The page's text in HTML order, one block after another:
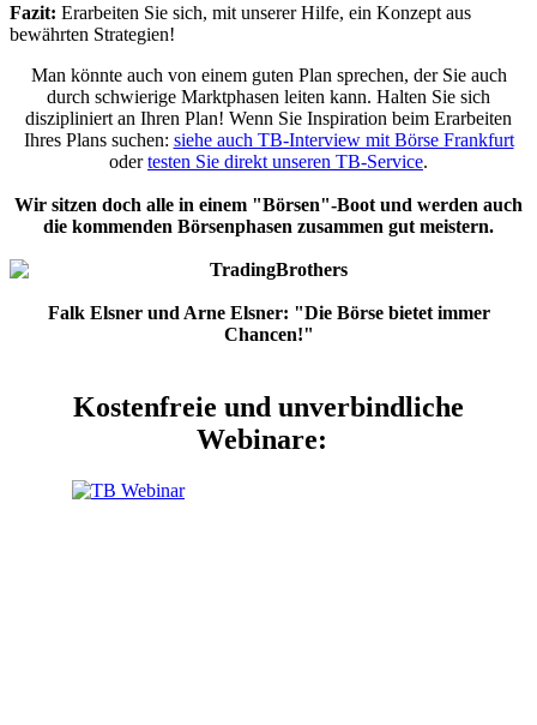
Fazit: Erarbeiten Sie sich, mit unserer Hilfe, ein Konzept aus
bewährten Strategien!
Man könnte auch von einem guten Plan sprechen, der Sie auch
durch schwierige Marktphasen leiten kann. Halten Sie sich
diszipliniert an Ihren Plan! Wenn Sie Inspiration beim Erarbeiten
Ihres Plans suchen: siehe auch TB-Interview mit Börse Frankfurt
odertesten Sie direkt unseren TB-Service.
Wir sitzen doch alle in einem "Börsen"-Boot und werden auch
die kommenden Börsenphasen zusammen gut meistern.
Falk Elsner und Arne Elsner: "Die Börse bietet immer
Chancen!"
Kostenfreie und unverbindliche
Webinare: